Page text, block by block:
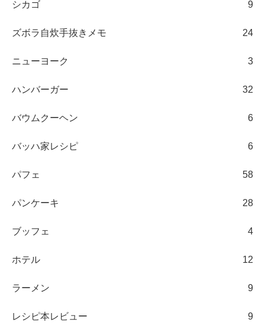
シカゴ 9
ズボラ自炊手抜きメモ 24
ニューヨーク 3
ハンバーガー 32
バウムクーヘン 6
バッハ家レシピ 6
パフェ 58
パンケーキ 28
ブッフェ 4
ホテル 12
ラーメン 9
レシピ本レビュー 9